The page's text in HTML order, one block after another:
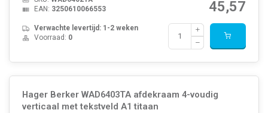
45,57
EAN: 3250610066553
Verwachte levertijd: 1-2 weken
Voorraad: 0
Hager Berker WAD6403TA afdekraam 4-voudig
verticaal met tekstveld A1 titaan